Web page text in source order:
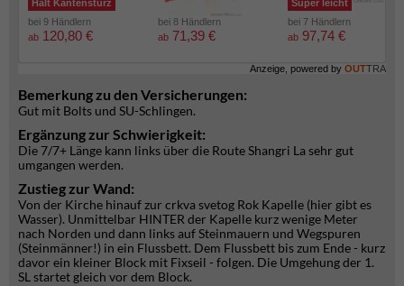
Hält Kantensturz
bei 9 Händlern
ab 120,80 €
bei 8 Händlern
ab 71,39 €
Super leicht
bei 7 Händlern
ab 97,74 €
Anzeige, powered by OUTTRA
Bemerkung zu den Versicherungen:
Gut mit Bolts und SU-Schlingen.
Ergänzung zur Schwierigkeit:
Die 7/7+ Länge kann links über die Route Shangri La sehr gut
umgangen werden.
Zustieg zur Wand:
Von der Kirche hinauf zur crkva svetog Rok Kapelle (hier gibt es
Wasser). Unmittelbar HINTER der Kapelle kurz wenige Meter
nach Norden und dann links auf Steinmauern und Wegspuren
(Steinmänner!) in ein Flussbett. Dem Flussbett bis zum Ende - kurz
davor ein kleiner Block mit Fixseil - folgen. Die Umgehung der 1.
SL startet gleich vor dem Block.